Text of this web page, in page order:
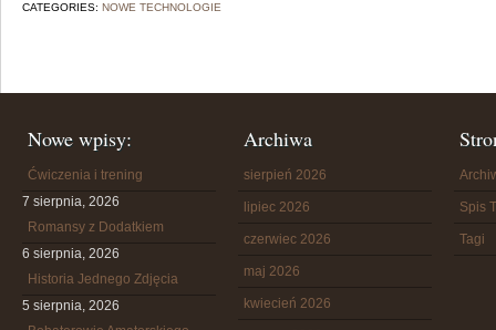
CATEGORIES: NOWE TECHNOLOGIE
Nowe wpisy:
Ćwiczenia i trening
7 sierpnia, 2026
Romansy z Dodatkiem
6 sierpnia, 2026
Historia Jednego Zdjęcia
5 sierpnia, 2026
Archiwa
sierpień 2026
lipiec 2026
czerwiec 2026
maj 2026
kwiecień 2026
Spis
Tagi